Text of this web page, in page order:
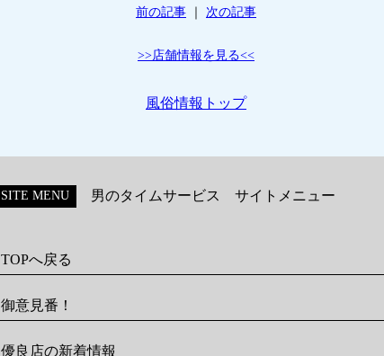
前の記事 ｜ 次の記事
>>店舗情報を見る<<
風俗情報トップ
SITE MENU 男のタイムサービス サイトメニュー
TOPへ戻る
御意見番！
優良店の新着情報